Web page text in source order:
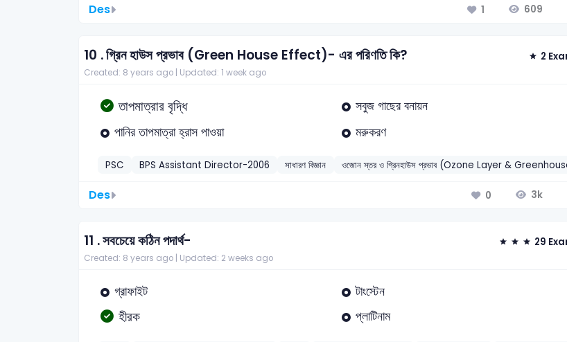
Des 1 609
10 .গ্রিন হাউস প্রভাব (Green House Effect)- এর পরিণতি কি? 2
Created: 8 years ago | Updated: 1 week ago
তাপমাত্রার বৃদ্ধি
সবুজ গাছের বনায়ন
পানির তাপমাত্রা হ্রাস পাওয়া
মরুকরণ
PSC BPS Assistant Director-2006 সাধারণ বিজ্ঞান ওজোন স্তর ও গ্রিনহাউস প্রভাব (Ozone Layer &
Des 0 3k
11 .সবচেয়ে কঠিন পদার্থ- 29
Created: 8 years ago | Updated: 2 weeks ago
গ্রাফাইট টাংস্টেন
হীরক প্লাটিনাম